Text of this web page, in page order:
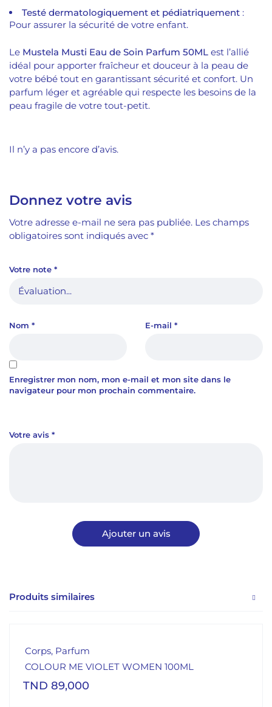
Testé dermatologiquement et pédiatriquement :
Pour assurer la sécurité de votre enfant.
Le Mustela Musti Eau de Soin Parfum 50ML est l’allié
idéal pour apporter fraîcheur et douceur à la peau de
votre bébé tout en garantissant sécurité et confort. Un
parfum léger et agréable qui respecte les besoins de la
peau fragile de votre tout-petit.
Il n’y a pas encore d’avis.
Donnez votre avis
Votre adresse e-mail ne sera pas publiée. Les champs
obligatoires sont indiqués avec *
Votre note *
Votre avis *
Nom * E-mail *
Enregistrer mon nom, mon e-mail et mon site dans le
navigateur pour mon prochain commentaire.
Produits similaires
Corps, Parfum
COLOUR ME VIOLET WOMEN 100ML
TND 89,000